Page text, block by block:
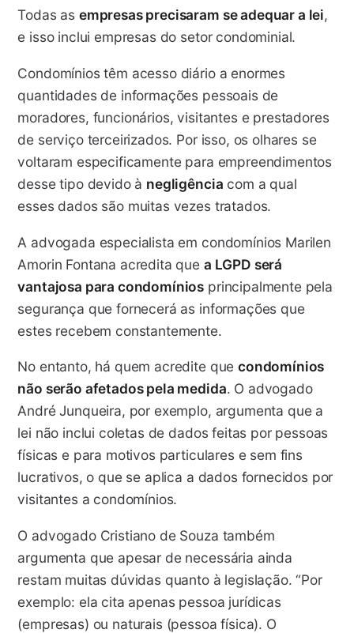
Todas as empresas precisaram se adequar a lei,
e isso inclui empresas do setor condominial.
Condomínios têm acesso diário a enormes
quantidades de informações pessoais de
moradores, funcionários, visitantes e prestadores
de serviço terceirizados. Por isso, os olhares se
voltaram especificamente para empreendimentos
desse tipo devido à negligência com a qual
esses dados são muitas vezes tratados.
A advogada especialista em condomínios Marilen
Amorin Fontana acredita que a LGPD será
vantajosa para condomínios principalmente pela
segurança que fornecerá as informações que
estes recebem constantemente.
No entanto, há quem acredite quecondomínios
não serão afetados pela medida. O advogado
André Junqueira, por exemplo, argumenta que a
lei não inclui coletas de dados feitas por pessoas
físicas e para motivos particulares e sem fins
lucrativos, o que se aplica a dados fornecidos por
visitantes a condomínios.
O advogado Cristiano de Souza também
argumenta que apesar de necessária ainda
restam muitas dúvidas quanto à legislação. “Por
exemplo: ela cita apenas pessoa jurídicas
(empresas) ou naturais (pessoa física). O